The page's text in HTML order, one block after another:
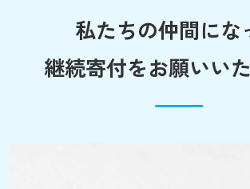
私たちの仲間にな
継続寄付をお願いい